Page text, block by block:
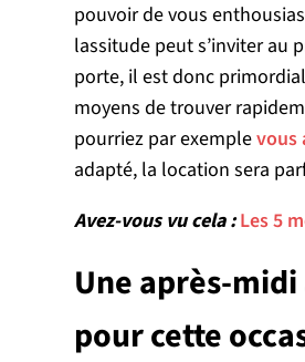
pouvoir de vous
lassitude peut s’inviter au
porte, il est donc
moyens de trouver
pourriez par exemplevous
adapté, la location sera
Avez-vous vu cela :Les 5
Une après-
pour cette